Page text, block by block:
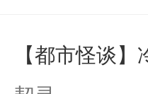
他说：【您
年，存活下
用见人，因
言神龙见首不
【都市怪谈